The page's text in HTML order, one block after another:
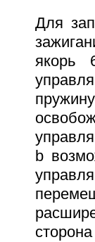
Для
якорь
b